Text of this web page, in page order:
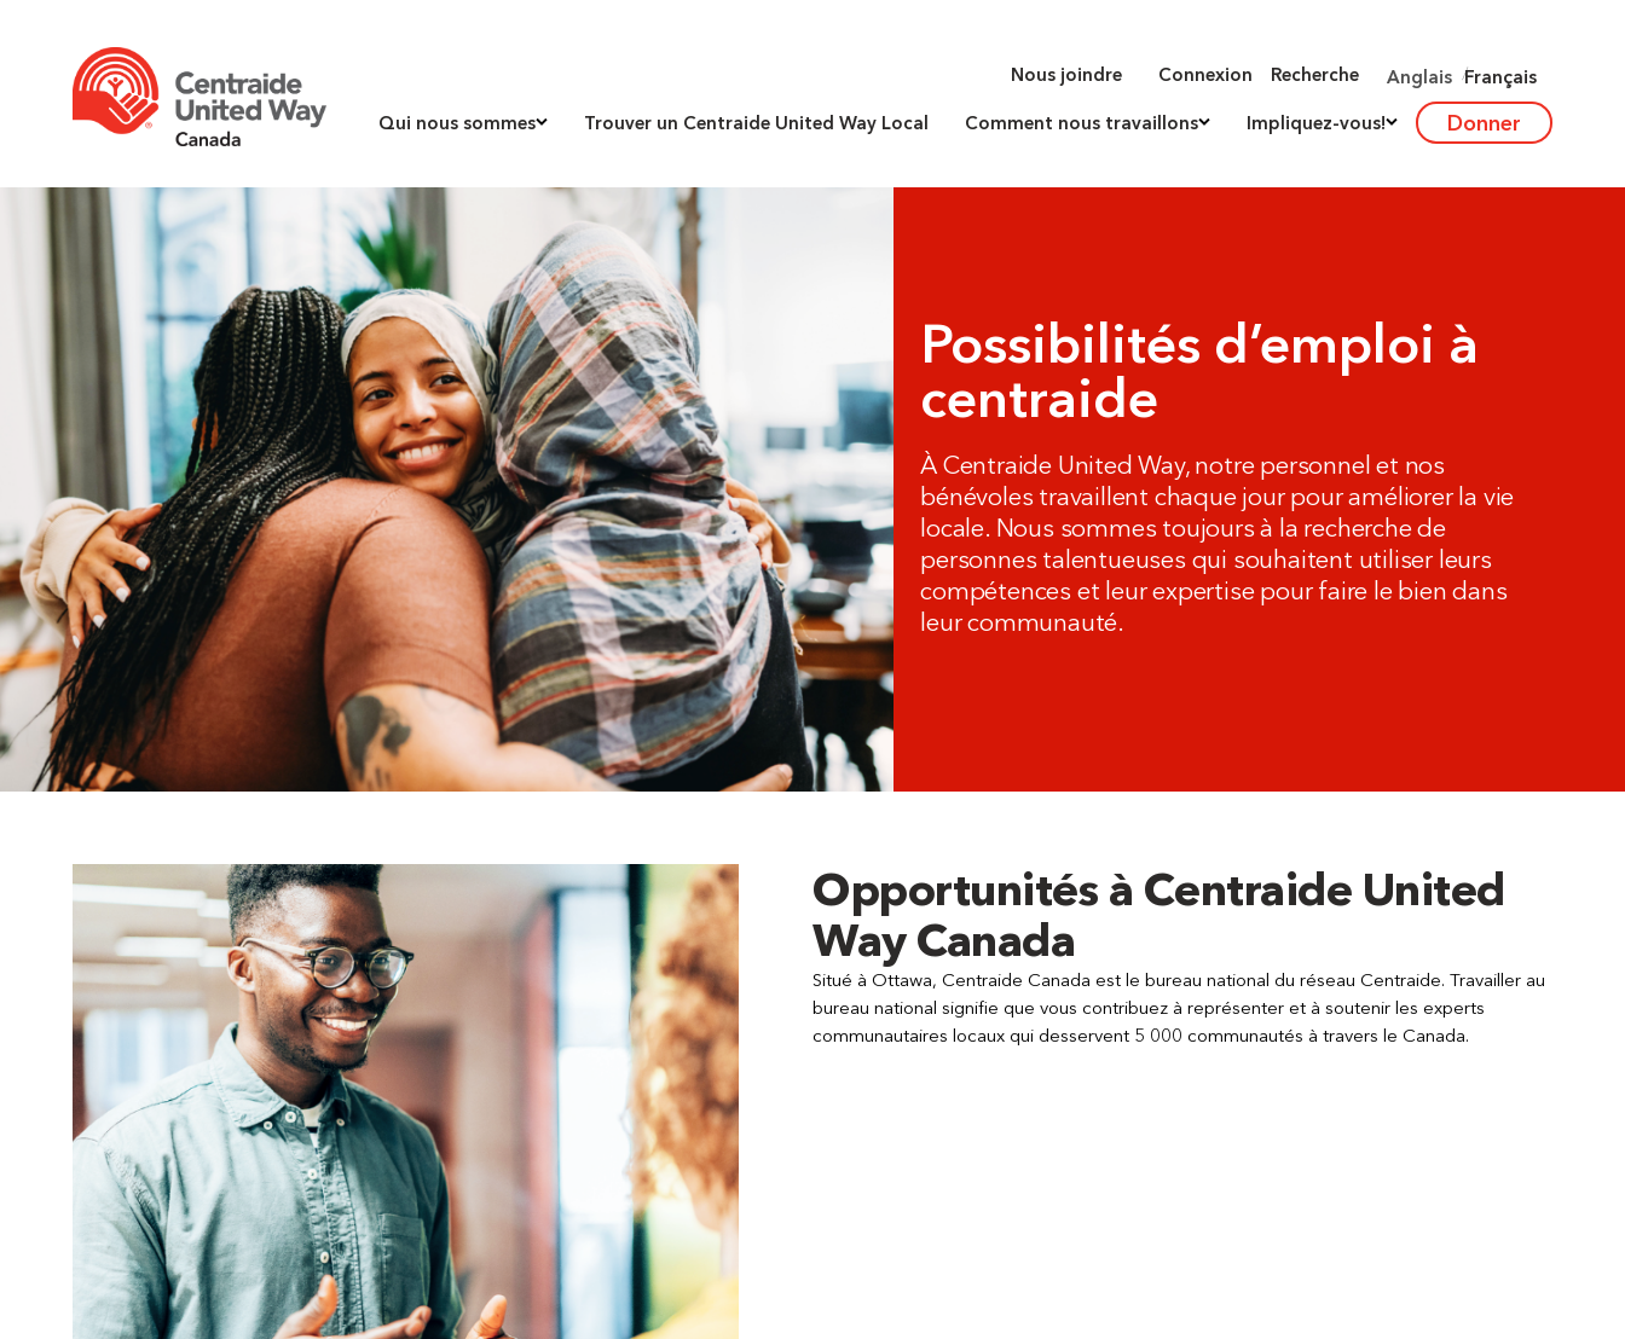
Nous joindre Connexion Recherche Anglais Français
Qui nous sommes Trouver un Centraide United Way Local Comment nous travaillons Impliquez-vous! Donner
Possibilités d’emploi à
centraide
À Centraide United Way, notre personnel et nos
bénévoles travaillent chaque jour pour améliorer la vie
locale. Nous sommes toujours à la recherche de
personnes talentueuses qui souhaitent utiliser leurs
compétences et leur expertise pour faire le bien dans
leur communauté.
Opportunités à Centraide United
Way Canada
Situé à Ottawa, Centraide Canada est le bureau national du réseau Centraide. Travailler au
bureau national signifie que vous contribuez à représenter et à soutenir les experts
communautaires locaux qui desservent 5 000 communautés à travers le Canada.